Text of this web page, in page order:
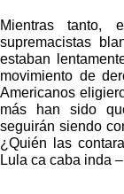
Mientras tanto,
supremacistas
estaban
movimiento de
Americanos
más han sido
seguirán siendo
¿Quién las
Lula ca caba inda